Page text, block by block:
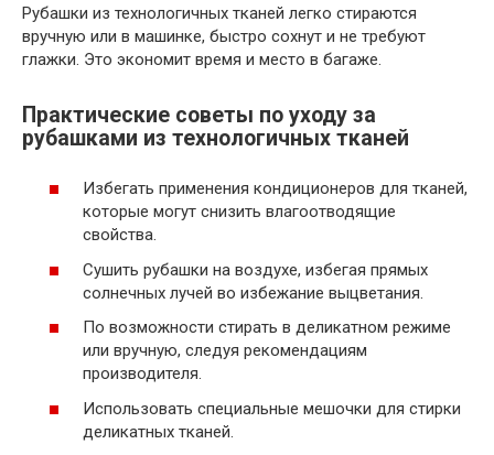
Рубашки из технологичных тканей легко стираются
вручную или в машинке, быстро сохнут и не требуют
глажки. Это экономит время и место в багаже.
Практические советы по уходу за
рубашками из технологичных тканей
Избегать применения кондиционеров для тканей,
которые могут снизить влагоотводящие
свойства.
Сушить рубашки на воздухе, избегая прямых
солнечных лучей во избежание выцветания.
По возможности стирать в деликатном режиме
или вручную, следуя рекомендациям
производителя.
Использовать специальные мешочки для стирки
деликатных тканей.